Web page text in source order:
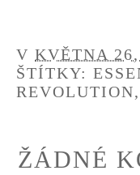
V KVĚTNA 26,
ŠTÍTKY:
REVOLUTION,
ŽÁDNÉ